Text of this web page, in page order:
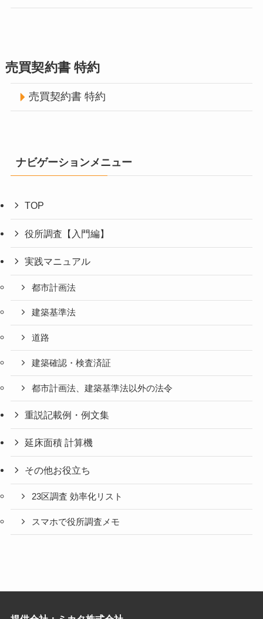
売買契約書 特約
売買契約書 特約
ナビゲーションメニュー
TOP
役所調査【入門編】
実践マニュアル
都市計画法
建築基準法
道路
建築確認・検査済証
都市計画法、建築基準法以外の法令
重説記載例・例文集
延床面積 計算機
その他お役立ち
23区調査 効率化リスト
スマホで役所調査メモ